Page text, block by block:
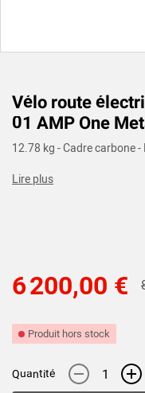
Vélo route
01 AMP One
12.78 kg - Cadre carbone
Lire plus
6 200,00 €
Produit hors stock
Quantité - +